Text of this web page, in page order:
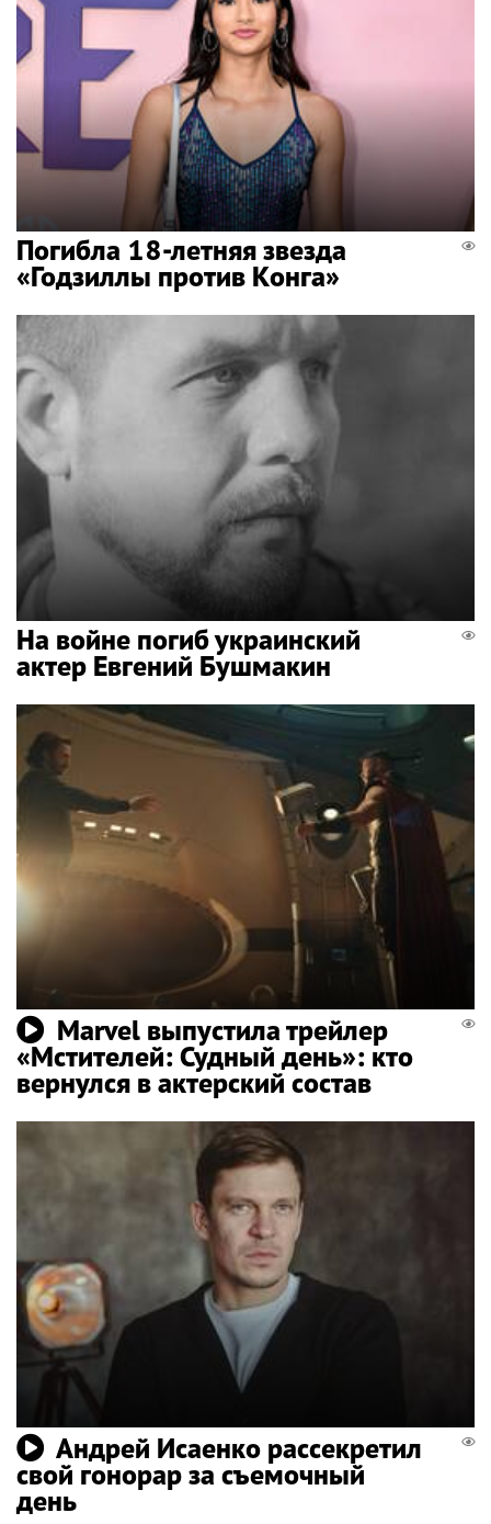
Погибла 18-летняя звезда
«Годзиллы против Конга»
На войне погиб украинский
актер Евгений Бушмакин
Marvel выпустила трейлер
«Мстителей: Судный день»: кто
вернулся в актерский состав
Андрей Исаенко рассекретил
свой гонорар за съемочный
день